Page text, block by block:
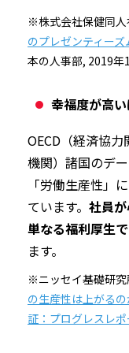
※株式会社保健同
のプレゼンティー
本の人事部, 2019年
幸福度が高
OECD（経済協
機関）諸国のデ
「労働生産性」
ています。 社員
単なる福利厚生
ます。
※ニッセイ基礎研
の生産性は上がる
証：プログレスレポ